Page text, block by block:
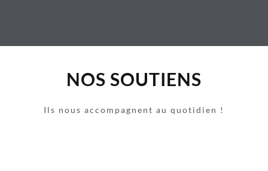
NOS SOUTIENS
Ils nous accompagnent au quotidien !